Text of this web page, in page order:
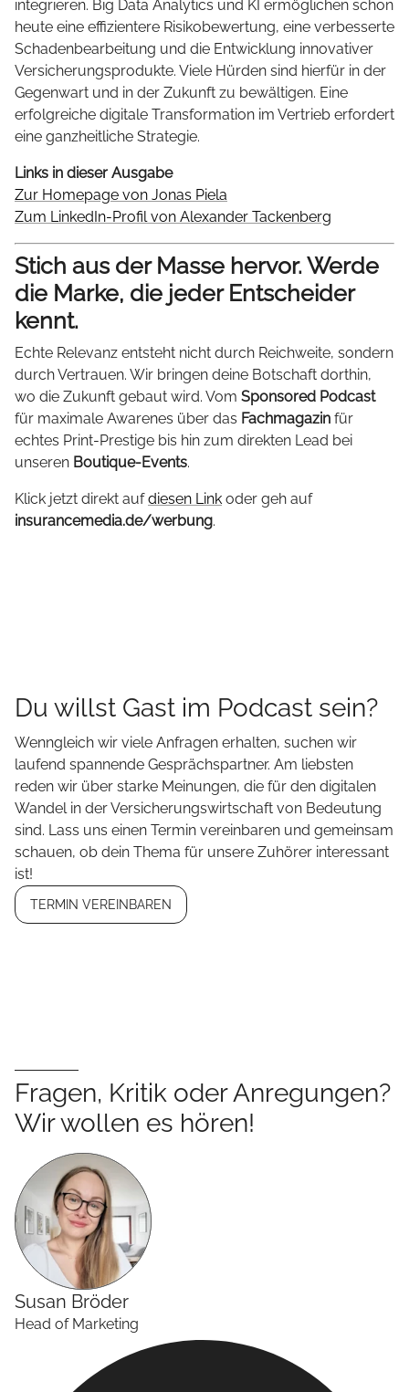
integrieren. Big Data Analytics und KI ermöglichen schon
heute eine effizientere Risikobewertung, eine verbesserte
Schadenbearbeitung und die Entwicklung innovativer
Versicherungsprodukte. Viele Hürden sind hierfür in der
Gegenwart und in der Zukunft zu bewältigen. Eine
erfolgreiche digitale Transformation im Vertrieb erfordert
eine ganzheitliche Strategie.
Links in dieser Ausgabe
Zur Homepage von Jonas Piela
Zum LinkedIn-Profil von Alexander Tackenberg
Stich aus der Masse hervor. Werde
die Marke, die jeder Entscheider
kennt.
Echte Relevanz entsteht nicht durch Reichweite, sondern
durch Vertrauen. Wir bringen deine Botschaft dorthin,
wo die Zukunft gebaut wird. Vom Sponsored Podcast
für maximale Awarenes über das Fachmagazin für
echtes Print-Prestige bis hin zum direkten Lead bei
unseren Boutique-Events.
Klick jetzt direkt aufdiesen Link oder geh auf
insurancemedia.de/werbung.
Du willst Gast im Podcast sein?
Wenngleich wir viele Anfragen erhalten, suchen wir
laufend spannende Gesprächspartner. Am liebsten
reden wir über starke Meinungen, die für den digitalen
Wandel in der Versicherungswirtschaft von Bedeutung
sind. Lass uns einen Termin vereinbaren und gemeinsam
schauen, ob dein Thema für unsere Zuhörer interessant
ist!
TERMIN VEREINBAREN
Fragen, Kritik oder Anregungen?
Wir wollen es hören!
Susan Bröder
Head of Marketing